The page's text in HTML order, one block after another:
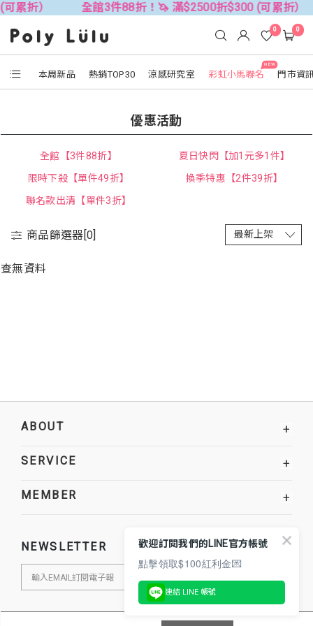
累折） 全館3件88折！🦄 滿$2500折$300 (可累折）
本周新品 熱銷TOP30 涼感研究室
NEW
彩虹小馬聯名 門市資
0 0
優惠活動
全館【3件88折】
夏日快閃【加1元多1件】
限時下殺【單件49折】
換季特惠【2件39折】
聯名款出清【單件3折】
商品篩選器[0]
查無資料
ABOUT +
SERVICE +
MEMBER +
NEWSLETTER 歡迎訂閱我們的LINE官方帳號
點擊領取$100紅利金💌
連結 LINE 帳號